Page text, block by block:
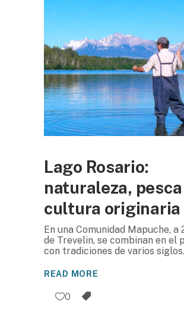
Lago Rosario:
naturaleza,
cultura originaria
En una Comunidad Mapuche, a
de Trevelin, se combinan en el
con tradiciones de varios siglos.
READ MORE
0